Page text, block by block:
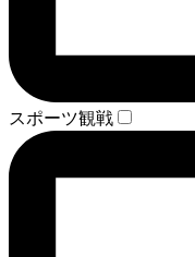
スポーツ観戦